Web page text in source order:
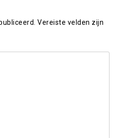
Vereiste velden zijn